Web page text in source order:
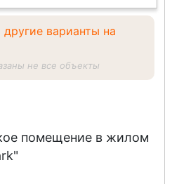
варианты на
не все объекты
помещение в жилом